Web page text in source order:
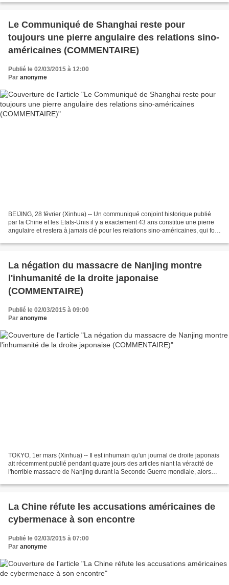
Le Communiqué de Shanghai reste pour
toujours une pierre angulaire des relations sino-
américaines (COMMENTAIRE)
Publié le 02/03/2015 à 12:00
Par anonyme
BEIJING, 28 février (Xinhua) -- Un communiqué conjoint historique publié
par la Chine et les Etats-Unis il y a exactement 43 ans constitue une pierre
angulaire et restera à jamais clé pour les relations sino-américaines, qui font
La négation du massacre de Nanjing montre
l'inhumanité de la droite japonaise
(COMMENTAIRE)
Publié le 02/03/2015 à 09:00
Par anonyme
TOKYO, 1er mars (Xinhua) -- Il est inhumain qu'un journal de droite japonais
ait récemment publié pendant quatre jours des articles niant la véracité de
l'horrible massacre de Nanjing durant la Seconde Guerre mondiale, alors
La Chine réfute les accusations américaines de
cybermenace à son encontre
Publié le 02/03/2015 à 07:00
Par anonyme